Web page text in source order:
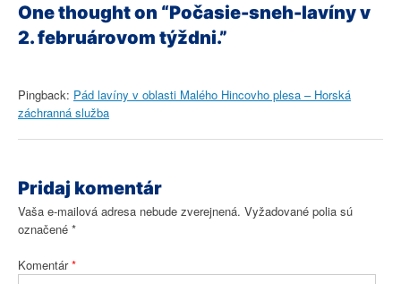
One thought on “Počasie-sneh-lavíny v
2. februárovom týždni.”
Pingback: Pád lavíny v oblasti Malého Hincovho plesa – Horská
záchranná služba
Pridaj komentár
Vaša e-mailová adresa nebude zverejnená. Vyžadované polia sú
označené *
Komentár*